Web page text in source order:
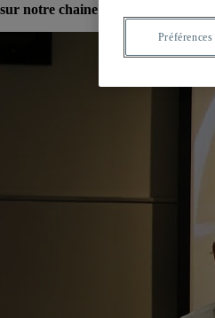
notre chaine YouTube.
Préférences